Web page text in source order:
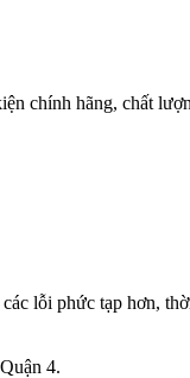
chính hãng, chất
lỗi phức tạp hơn,
4.